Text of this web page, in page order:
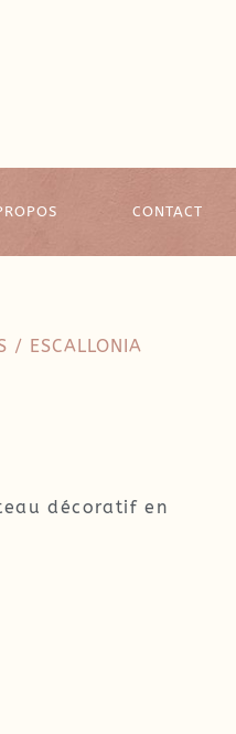
CONTACT
/ ESCALLONIA
décoratif en